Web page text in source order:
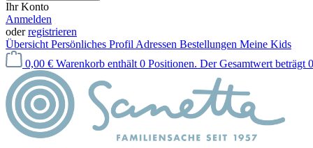
Ihr Konto
Anmelden
oderregistrieren
Übersicht Persönliches Profil Adressen Bestellungen Meine Kids
0,00 € Warenkorb enthält 0 Positionen. Der Gesamtwert beträgt